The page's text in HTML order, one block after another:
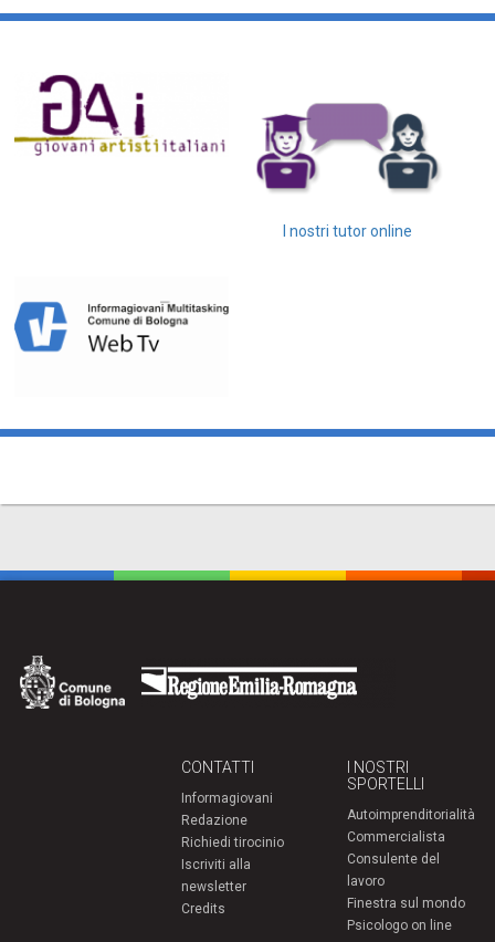
I nostri tutor online
CONTATTI
Informagiovani
Redazione
Richiedi tirocinio
Iscriviti alla
newsletter
Credits
I NOSTRI
SPORTELLI
Autoimprenditorialità
Commercialista
Consulente del
lavoro
Finestra sul mondo
Psicologo on line